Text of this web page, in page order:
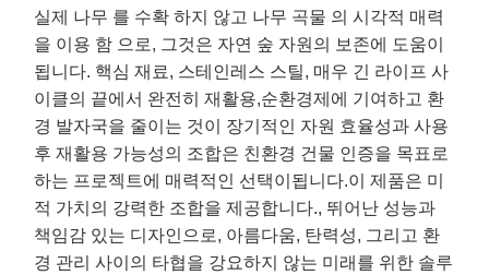
실제 나무 를 수확 하지 않고 나무 곡물 의 시각적 매력
을 이용 함 으로, 그것은 자연 숲 자원의 보존에 도움이
됩니다. 핵심 재료, 스테인레스 스틸, 매우 긴 라이프 사
이클의 끝에서 완전히 재활용,순환경제에 기여하고 환
경 발자국을 줄이는 것이 장기적인 자원 효율성과 사용
후 재활용 가능성의 조합은 친환경 건물 인증을 목표로
하는 프로젝트에 매력적인 선택이됩니다.이 제품은 미
적 가치의 강력한 조합을 제공합니다., 뛰어난 성능과
책임감 있는 디자인으로, 아름다움, 탄력성, 그리고 환
경 관리 사이의 타협을 강요하지 않는 미래를 위한 솔루